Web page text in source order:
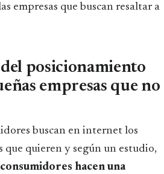
empresas que buscan resaltar a
posicionamiento
empresas que no
buscan en internet los
que quieren y según un estudio,
hacen una